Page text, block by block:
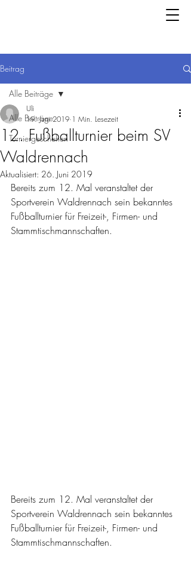
Beitrag
Alle Beiträge
Turniergeschehen
Alle Beiträge
12. Fußballturnier beim SV
Waldrennach
Uli
19. Juni 2019 1 Min. Lesezeit
Aktualisiert: 26. Juni 2019
Bereits zum 12. Mal veranstaltet der
Sportverein Waldrennach sein bekanntes
Fußballturnier für Freizeit-, Firmen- und
Stammtischmannschaften.
Bereits zum 12. Mal veranstaltet der
Sportverein Waldrennach sein bekanntes
Fußballturnier für Freizeit-, Firmen- und
Stammtischmannschaften.